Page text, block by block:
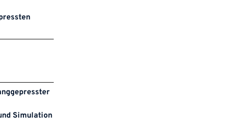
Simulation